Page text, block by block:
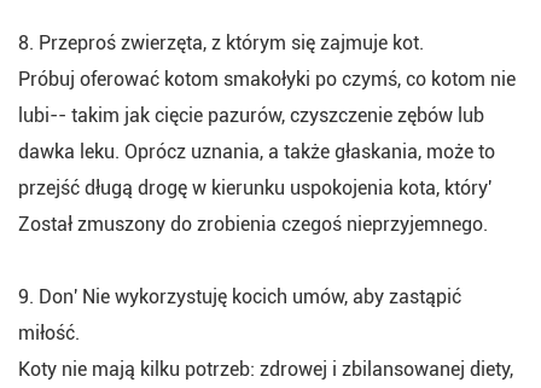
8. Przeproś zwierzęta, z którym się zajmuje kot.
Próbuj oferować kotom smakołyki po czymś, co kotom nie
lubi-- takim jak cięcie pazurów, czyszczenie zębów lub
dawka leku. Oprócz uznania, a także głaskania, może to
przejść długą drogę w kierunku uspokojenia kota, który'
Został zmuszony do zrobienia czegoś nieprzyjemnego.
9. Don' Nie wykorzystuję kocich umów, aby zastąpić
miłość.
Koty nie mają kilku potrzeb: zdrowej i zbilansowanej diety,